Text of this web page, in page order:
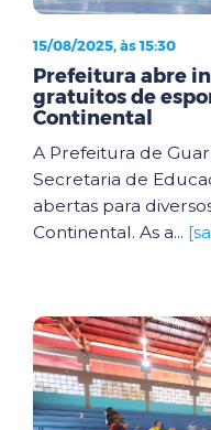
15/08/2025, às 15:30
Prefeitura abre
gratuitos de
Continental
A Prefeitura de
Secretaria de
abertas para
Continental. As a...